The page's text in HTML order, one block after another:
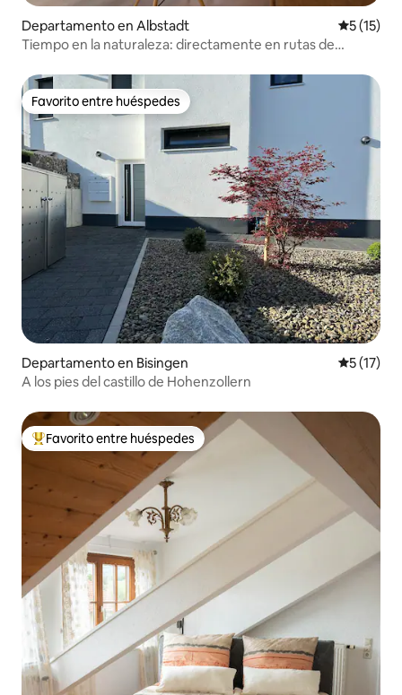
Departamento en Albstadt
5 (15)
Tiempo en la naturaleza: directamente en rutas de
Favorito entre huéspedes
Favorito entre huéspedes
Departamento en Bisingen
5 (17)
A los pies del castillo de Hohenzollern
De los mejores en Favorito entre huéspedes
Favorito entre huéspedes